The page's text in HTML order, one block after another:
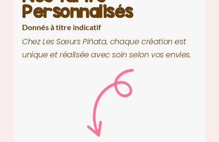
Personnalisés
Donnés à titre indicatif
Chez Les Sœurs Piñata, chaque création est
unique et réalisée avec soin selon vos envies.